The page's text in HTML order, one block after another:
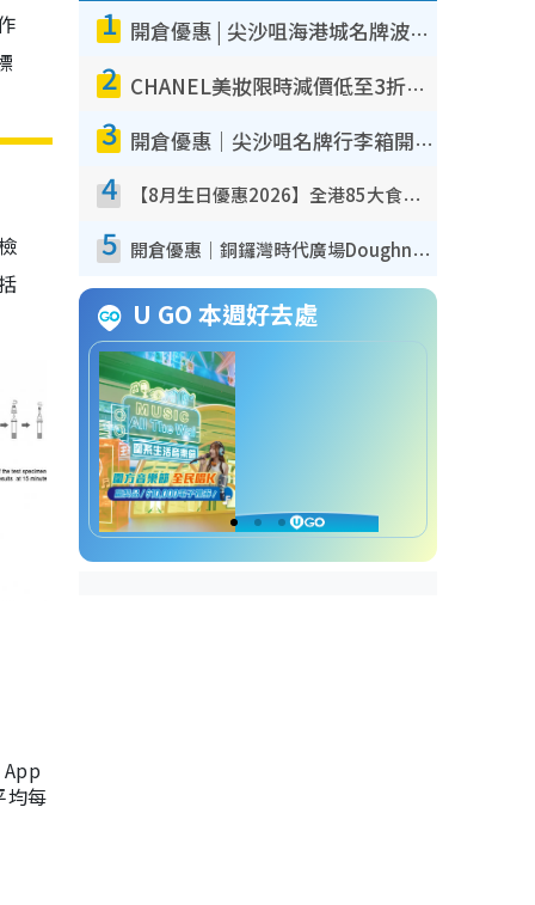
均每
1 開倉優惠 | 尖沙咀海港城名牌波鞋開倉低至1折！On鞋$899起／Joy&Peace鞋履$98起
2 CHANEL美妝限時減價低至3折！人氣粉底/唇膏/精華液低至$275！COCO香水都有平
3 開倉優惠｜尖沙咀名牌行李箱開倉低至4折！一連5日 American Tourister/ace./Hallmark $200起！
4 【8月生日優惠2026】全港85大食買玩著數攻略 自助餐/火鍋放題同行免費＋誠品/DONKI送現金券
5 開倉優惠｜銅鑼灣時代廣場Doughnut/Campo Marzio開倉低至1折！背囊、書包、手袋劈價$200起
U GO 本週好去處